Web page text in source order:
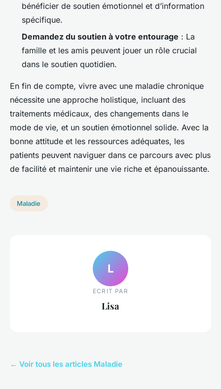
bénéficier de soutien émotionnel et d’information
spécifique.
Demandez du soutien à votre entourage : La
famille et les amis peuvent jouer un rôle crucial
dans le soutien quotidien.
En fin de compte, vivre avec une maladie chronique
nécessite une approche holistique, incluant des
traitements médicaux, des changements dans le
mode de vie, et un soutien émotionnel solide. Avec la
bonne attitude et les ressources adéquates, les
patients peuvent naviguer dans ce parcours avec plus
de facilité et maintenir une vie riche et épanouissante.
Maladie
L
ECRIT PAR
Lisa
← Voir tous les articles Maladie